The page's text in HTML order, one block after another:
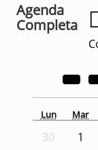
Agenda
Completa
Lun Mar
30 1